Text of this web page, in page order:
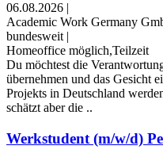
06.08.2026 |
Academic Work Germany
bundesweit |
Homeoffice möglich,Teilzeit
Du möchtest die
übernehmen und das Gesicht
Projekts in Deutschland
schätzt aber die ..
Werkstudent (m/w/d)